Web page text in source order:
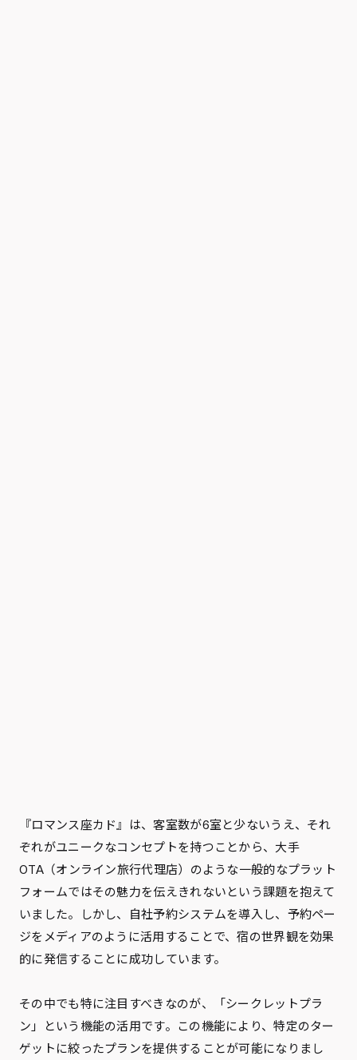
『ロマンス座カド』は、客室数が6室と少ないうえ、それ
ぞれがユニークなコンセプトを持つことから、大手
OTA（オンライン旅行代理店）のような一般的なプラット
フォームではその魅力を伝えきれないという課題を抱えて
いました。しかし、自社予約システムを導入し、予約ペー
ジをメディアのように活用することで、宿の世界観を効果
的に発信することに成功しています。
その中でも特に注目すべきなのが、「シークレットプラ
ン」という機能の活用です。この機能により、特定のター
ゲットに絞ったプランを提供することが可能になりまし